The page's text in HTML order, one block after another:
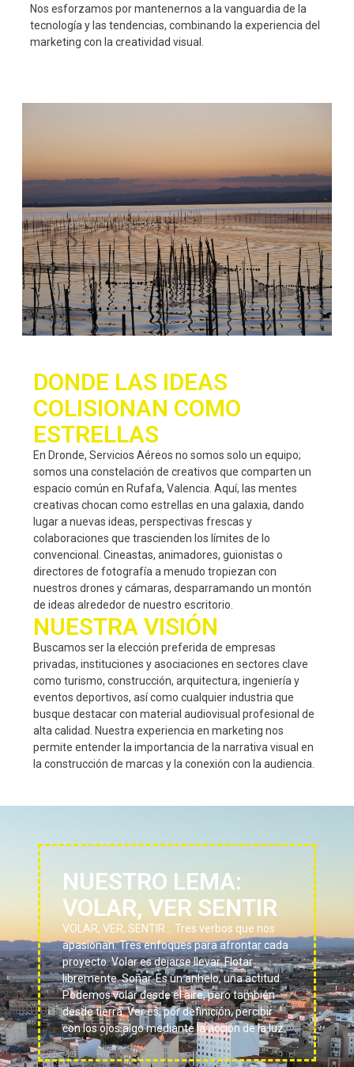
Nos esforzamos por mantenernos a la vanguardia de la
tecnología y las tendencias, combinando la experiencia del
marketing con la creatividad visual.
DONDE LAS IDEAS
COLISIONAN COMO
ESTRELLAS
En Dronde, Servicios Aéreos no somos solo un equipo;
somos una constelación de creativos que comparten un
espacio común en Rufafa, Valencia. Aquí, las mentes
creativas chocan como estrellas en una galaxia, dando
lugar a nuevas ideas, perspectivas frescas y
colaboraciones que trascienden los límites de lo
convencional. Cineastas, animadores, guionistas o
directores de fotografía a menudo tropiezan con
nuestros drones y cámaras, desparramando un montón
de ideas alrededor de nuestro escritorio.
NUESTRA VISIÓN
Buscamos ser la elección preferida de empresas
privadas, instituciones y asociaciones en sectores clave
como turismo, construcción, arquitectura, ingeniería y
eventos deportivos, así como cualquier industria que
busque destacar con material audiovisual profesional de
alta calidad. Nuestra experiencia en marketing nos
permite entender la importancia de la narrativa visual en
la construcción de marcas y la conexión con la audiencia.
NUESTRO LEMA:
VOLAR, VER SENTIR
VOLAR, VER, SENTIR… Tres verbos que nos
apasionan. Tres enfoques para afrontar cada
proyecto. Volar es dejarse llevar. Flotar
libremente. Soñar. Es un anhelo, una actitud.
Podemos volar desde el aire, pero también
desde tierra. Ver es, por definición, percibir
con los ojos algo mediante la acción de la luz.